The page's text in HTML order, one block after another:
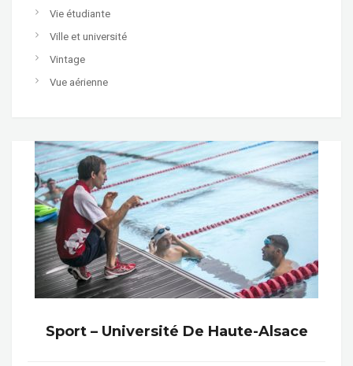
Vie étudiante
Ville et université
Vintage
Vue aérienne
Sport – Université De Haute-Alsace